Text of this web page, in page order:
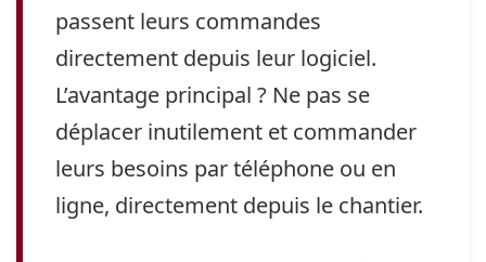
passent leurs commandes
directement depuis leur logiciel.
L’avantage principal ? Ne pas se
déplacer inutilement et commander
leurs besoins par téléphone ou en
ligne, directement depuis le chantier.